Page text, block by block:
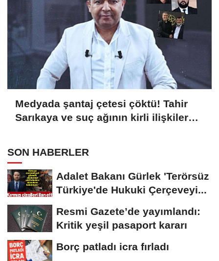
Medyada şantaj çetesi çöktü! Tahir
Sarıkaya ve suç ağının kirli ilişkiler
SON HABERLER
Adalet Bakanı Gürlek 'Terörsüz
Türkiye'de Hukuki Çerçeveyi...
Resmi Gazete’de yayımlandı:
Kritik yeşil pasaport kararı
Borç patladı icra fırladı